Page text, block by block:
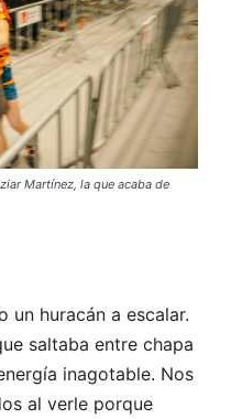
Martínez, la que acaba de
un huracán a escalar.
saltaba entre chapa
inagotable. Nos
al verle porque